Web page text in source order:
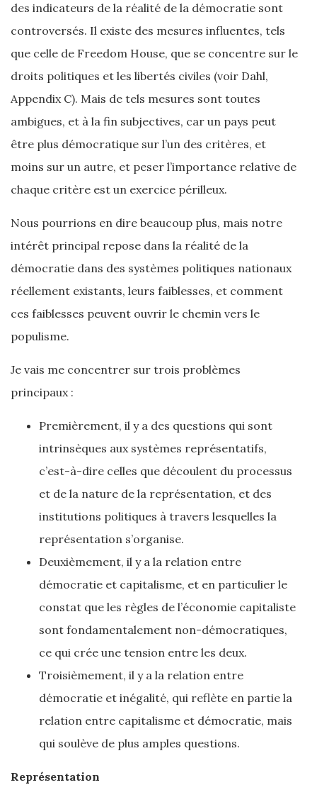
des indicateurs de la réalité de la démocratie sont
controversés. Il existe des mesures influentes, tels
que celle de Freedom House, que se concentre sur le
droits politiques et les libertés civiles (voir Dahl,
Appendix C). Mais de tels mesures sont toutes
ambigues, et à la fin subjectives, car un pays peut
être plus démocratique sur l’un des critères, et
moins sur un autre, et peser l’importance relative de
chaque critère est un exercice périlleux.
Nous pourrions en dire beaucoup plus, mais notre
intérêt principal repose dans la réalité de la
démocratie dans des systèmes politiques nationaux
réellement existants, leurs faiblesses, et comment
ces faiblesses peuvent ouvrir le chemin vers le
populisme.
Je vais me concentrer sur trois problèmes
principaux :
Premièrement, il y a des questions qui sont
intrinsèques aux systèmes représentatifs,
c’est-à-dire celles que découlent du processus
et de la nature de la représentation, et des
institutions politiques à travers lesquelles la
représentation s’organise.
Deuxièmement, il y a la relation entre
démocratie et capitalisme, et en particulier le
constat que les règles de l’économie capitaliste
sont fondamentalement non-démocratiques,
ce qui crée une tension entre les deux.
Troisièmement, il y a la relation entre
démocratie et inégalité, qui reflète en partie la
relation entre capitalisme et démocratie, mais
qui soulève de plus amples questions.
Représentation